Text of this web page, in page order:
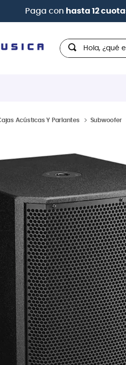
| Paga
Hola, ¿qué estas
Acústicas Y Parlantes Subwoofer